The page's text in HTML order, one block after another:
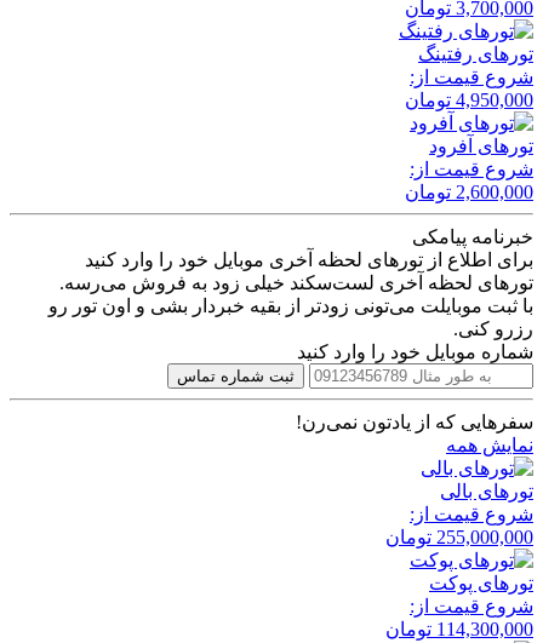
3,700,000 تومان
تور‌های رفتینگ
شروع قیمت از:
4,950,000 تومان
تور‌های آفرود
شروع قیمت از:
2,600,000 تومان
خبرنامه پیامکی
برای اطلاع از تورهای لحظه آخری موبایل خود را وارد کنید
تورهای لحظه آخری لست‌سکند خیلی زود به فروش می‌رسه.
با ثبت موبایلت می‌تونی زودتر از بقیه خبردار بشی و اون تور رو
رزرو کنی.
شماره موبایل خود را وارد کنید
ثبت شماره تماس
سفرهایی که از یادتون نمی‌رن!
نمایش همه
تور‌های بالی
شروع قیمت از:
255,000,000 تومان
تور‌های پوکت
شروع قیمت از:
114,300,000 تومان